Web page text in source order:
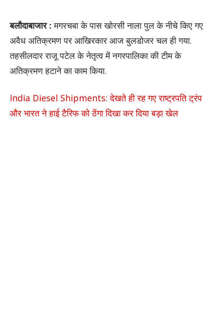
बलौदाबाजार :मगरचबा के पास खोरसी नाला पुल के नीचे किए गए
अवैध अतिक्रमण पर आखिरकार आज बुलडोजर चल ही गया.
तहसीलदार राजू पटेल के नेतृत्व में नगरपालिका की टीम के
अतिक्रमण हटाने का काम किया.
India Diesel Shipments: देखते ही रह गए राष्ट्रपति ट्रंप
और भारत ने हाई टैरिफ को ठेंगा दिखा कर दिया बड़ा खेल